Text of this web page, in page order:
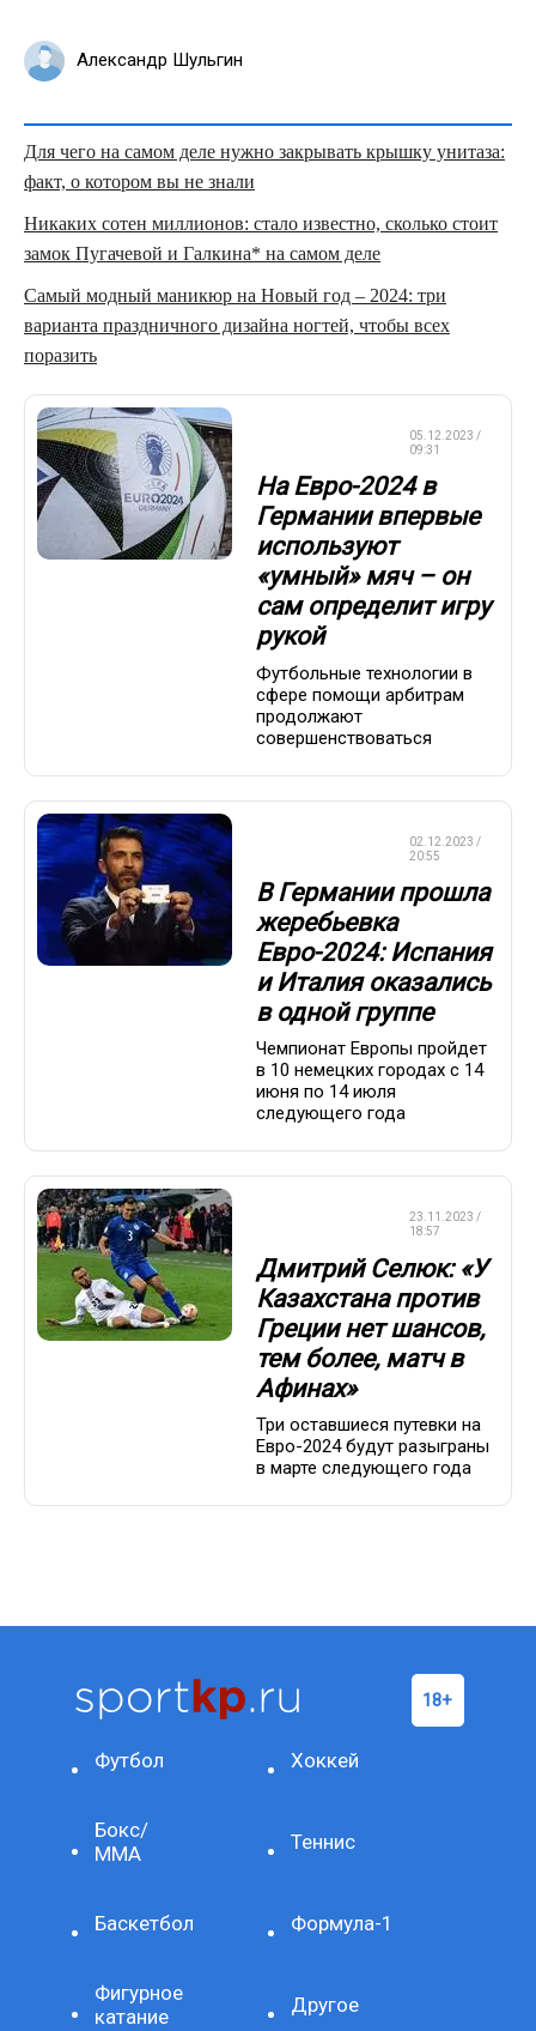
Александр Шульгин
Для чего на самом деле нужно закрывать крышку унитаза:
факт, о котором вы не знали
Никаких сотен миллионов: стало известно, сколько стоит
замок Пугачевой и Галкина* на самом деле
Самый модный маникюр на Новый год – 2024: три
варианта праздничного дизайна ногтей, чтобы всех
поразить
05.12.2023 /
09:31
На Евро-2024 в
Германии впервые
используют
«умный» мяч – он
сам определит игру
рукой
Футбольные технологии в
сфере помощи арбитрам
продолжают
совершенствоваться
02.12.2023 /
20:55
В Германии прошла
жеребьевка
Евро-2024: Испания
и Италия оказались
в одной группе
Чемпионат Европы пройдет
в 10 немецких городах с 14
июня по 14 июля
следующего года
23.11.2023 /
18:57
Дмитрий Селюк: «У
Казахстана против
Греции нет шансов,
тем более, матч в
Афинах»
Три оставшиеся путевки на
Евро-2024 будут разыграны
в марте следующего года
Футбол Хоккей
Бокс/
ММА
Теннис
Баскетбол Формула-1
Фигурное
катание
Другое